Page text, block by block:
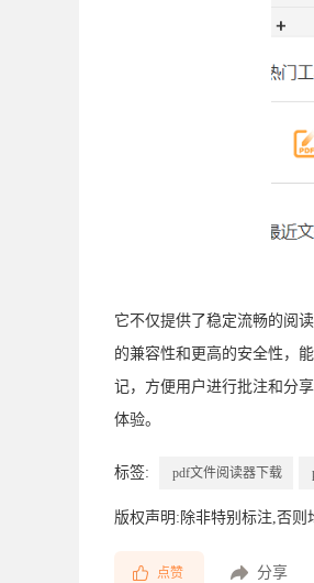
它不仅提供了稳定流畅的阅
的兼容性和更高的安全性，
记，方便用户进行批注和分
体验。
标签: pdf文件阅读器下载
版权声明:除非特别标注,否
点赞 分享